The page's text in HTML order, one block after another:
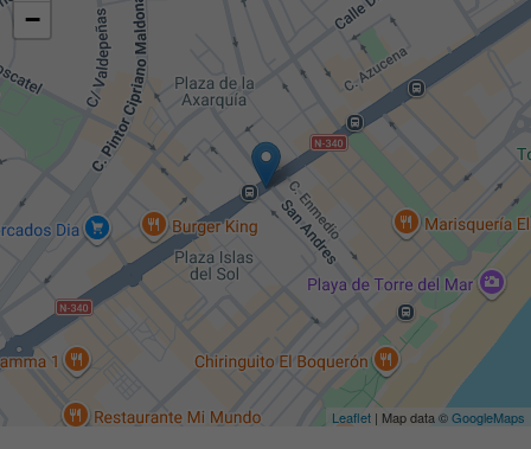
−
Leaflet | Map data ©GoogleMaps